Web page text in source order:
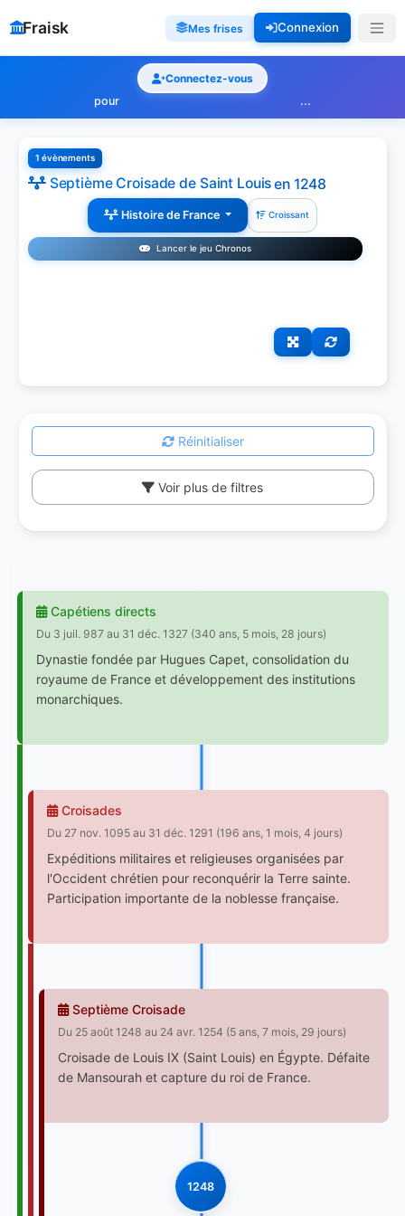
Fraisk Mes frises Connexion
Connectez-vous
pour
...
1 évènements
Septième Croisade de Saint Louisen 1248
Histoire de France Croissant
Lancer le jeu Chronos
Réinitialiser
Voir plus de filtres
Capétiens directs
Du 3 juil. 987 au 31 déc. 1327 (340 ans, 5 mois, 28 jours)
Dynastie fondée par Hugues Capet, consolidation du
royaume de France et développement des institutions
monarchiques.
Croisades
Du 27 nov. 1095 au 31 déc. 1291 (196 ans, 1 mois, 4 jours)
Expéditions militaires et religieuses organisées par
l'Occident chrétien pour reconquérir la Terre sainte.
Participation importante de la noblesse française.
Septième Croisade
Du 25 août 1248 au 24 avr. 1254 (5 ans, 7 mois, 29 jours)
Croisade de Louis IX (Saint Louis) en Égypte. Défaite
de Mansourah et capture du roi de France.
1248